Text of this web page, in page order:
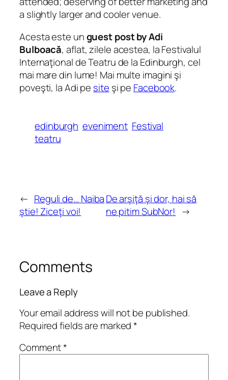
a slightly larger and cooler venue.
Acesta este unguest post by Adi
Bulboacă, aflat, zilele acestea, la Festivalul
Internaţional de Teatru de la Edinburgh, cel
mai mare din lume! Mai multe imagini şi
poveşti, la Adi pe site şi pe Facebook.
edinburgh eveniment Festival
teatru
← Reguli de… Naiba
ştie! Ziceţi voi!
De arşiţă şi dor, hai să
ne pitim SubNor! →
Comments
Leave a Reply
Your email address will not be published.
Required fields are marked*
Comment*